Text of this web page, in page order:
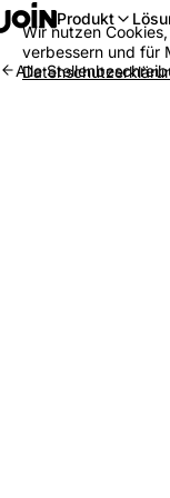
Produkt
Alle
Wir nutzen
verbessern und für